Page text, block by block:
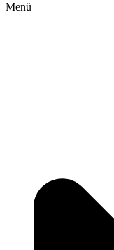
Menü